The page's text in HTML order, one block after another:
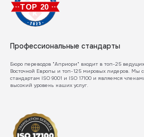
Профессиональные стандарты
Бюро переводов "Априори" входит в топ-25
Восточной Европы и топ-125 мировых лидеров. Мы
стандартам ISO 9001 и ISO 17100 и являемся
высокий уровень наших услуг.